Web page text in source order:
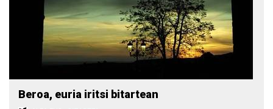
Beroa, euria iritsi bitartean